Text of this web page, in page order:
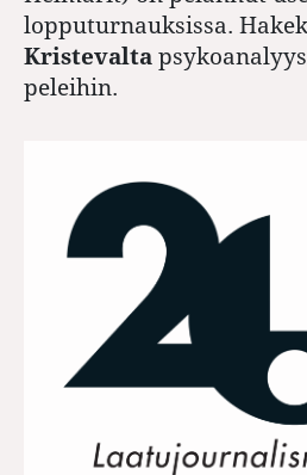
lopputurnauksissa.
Kristevalta
peleihin.